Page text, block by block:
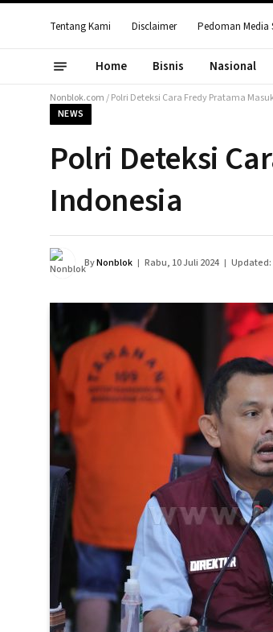
Tentang Kami Disclaimer Pedoman Media
Home Bisnis Nasional
Nonblok.com/Polri Deteksi Cara Fredy Pratama
NEWS
Polri Deteksi
Indonesia
ByNonblok Rabu, 10 Juli 2024 Updated: